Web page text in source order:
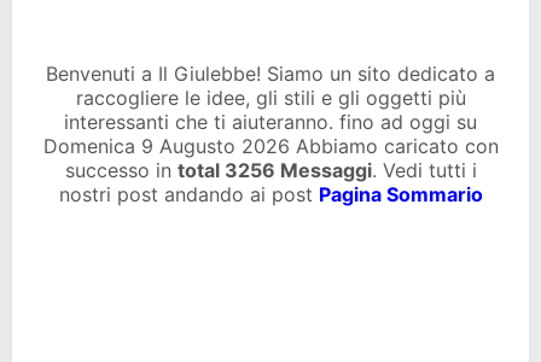
Benvenuti a Il Giulebbe! Siamo un sito dedicato a
raccogliere le idee, gli stili e gli oggetti più
interessanti che ti aiuteranno. fino ad oggi su
Domenica 9 Augusto 2026 Abbiamo caricato con
successo in total 3256 Messaggi. Vedi tutti i
nostri post andando ai post Pagina Sommario